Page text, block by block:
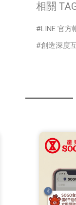
相關
LINE 官方
創造深度